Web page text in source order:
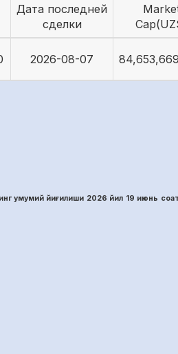
Дата последней
сделки
2026-08-07
умумий йиғилиши 2026 йил 19 июнь